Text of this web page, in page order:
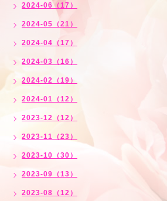
2024-06（17）
2024-05（21）
2024-04（17）
2024-03（16）
2024-02（19）
2024-01（12）
2023-12（12）
2023-11（23）
2023-10（30）
2023-09（13）
2023-08（12）